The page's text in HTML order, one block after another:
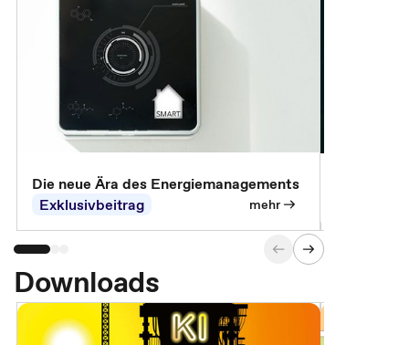
Die neue Ära des Energiemanagements
Exklusivbeitrag
mehr
Downloads